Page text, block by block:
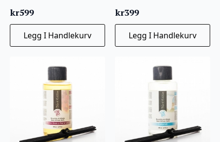
kr599
Legg I Handlekurv
kr399
Legg I Handlekurv